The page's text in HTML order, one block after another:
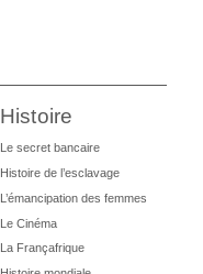
Histoire
Le secret bancaire
Histoire de l’esclavage
L’émancipation des femmes
Le Cinéma
La Françafrique